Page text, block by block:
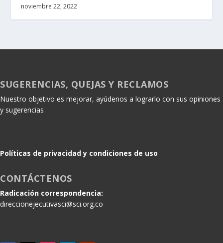
noviembre 22, 2022
SUGERENCIAS, QUEJAS Y RECLAMOS
Nuestro objetivo es mejorar, ayúdenos a lograrlo con sus opiniones
y sugerencias
Políticas de privacidad y condiciones de uso
CONTÁCTENOS
Radicación correspondencia:
direccionejecutivasci@sci.org.co